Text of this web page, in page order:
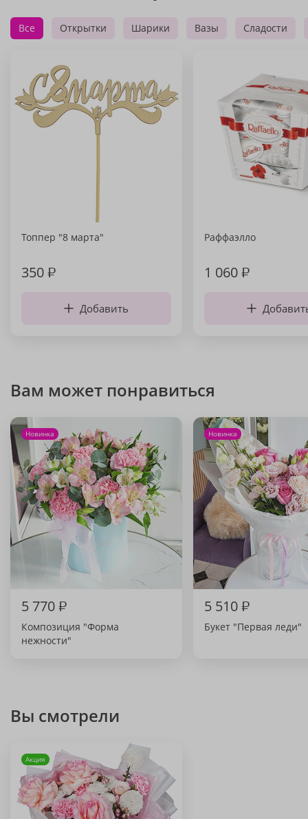
Все Открытки Шарики Вазы Сладости
Топпер "8 марта"
350₽
Добавить
Раффаэлло
1 060₽
Вам может понравиться
Новинка
5 770₽
Композиция "Форма
нежности"
Новинка
5 510₽
Букет "Первая леди"
Вы смотрели
Акция